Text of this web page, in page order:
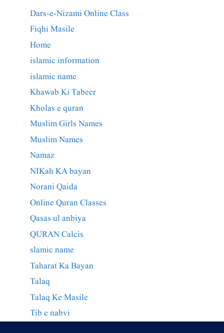
Dars-e-Nizami Online Class
Fiqhi Masile
Home
islamic information
islamic name
Khawab Ki Tabeer
Kholas e quran
Muslim Girls Names
Muslim Names
Namaz
NIKah KA bayan
Norani Qaida
Online Quran Classes
Qasas ul anbiya
QURAN Calcis
slamic name
Taharat Ka Bayan
Talaq
Talaq Ke Masile
Tib e nabvi